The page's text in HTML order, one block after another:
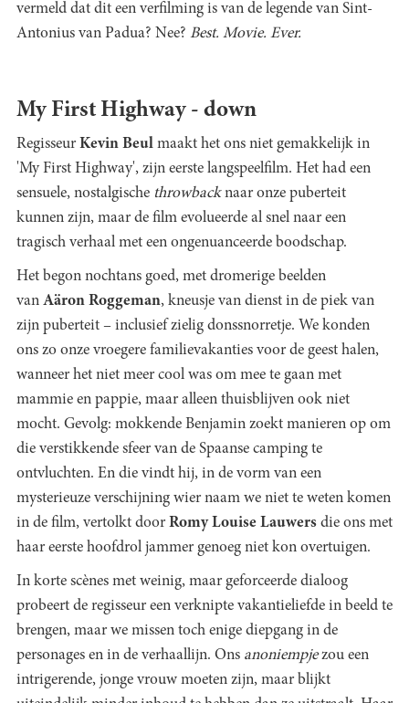
vermeld dat dit een verfilming is van de legende van Sint-
Antonius van Padua? Nee? Best. Movie. Ever.
My First Highway - down
Regisseur Kevin Beul maakt het ons niet gemakkelijk in
'My First Highway', zijn eerste langspeelfilm. Het had een
sensuele, nostalgische throwbacknaar onze puberteit
kunnen zijn, maar de film evolueerde al snel naar een
tragisch verhaal met een ongenuanceerde boodschap.
Het begon nochtans goed, met dromerige beelden
van Aäron Roggeman, kneusje van dienst in de piek van
zijn puberteit – inclusief zielig donssnorretje. We konden
ons zo onze vroegere familievakanties voor de geest halen,
wanneer het niet meer cool was om mee te gaan met
mammie en pappie, maar alleen thuisblijven ook niet
mocht. Gevolg: mokkende Benjamin zoekt manieren op om
die verstikkende sfeer van de Spaanse camping te
ontvluchten. En die vindt hij, in de vorm van een
mysterieuze verschijning wier naam we niet te weten komen
in de film, vertolkt door Romy Louise Lauwers die ons met
haar eerste hoofdrol jammer genoeg niet kon overtuigen.
In korte scènes met weinig, maar geforceerde dialoog
probeert de regisseur een verknipte vakantieliefde in beeld te
brengen, maar we missen toch enige diepgang in de
personages en in de verhaallijn. Ons anoniempjezou een
intrigerende, jonge vrouw moeten zijn, maar blijkt